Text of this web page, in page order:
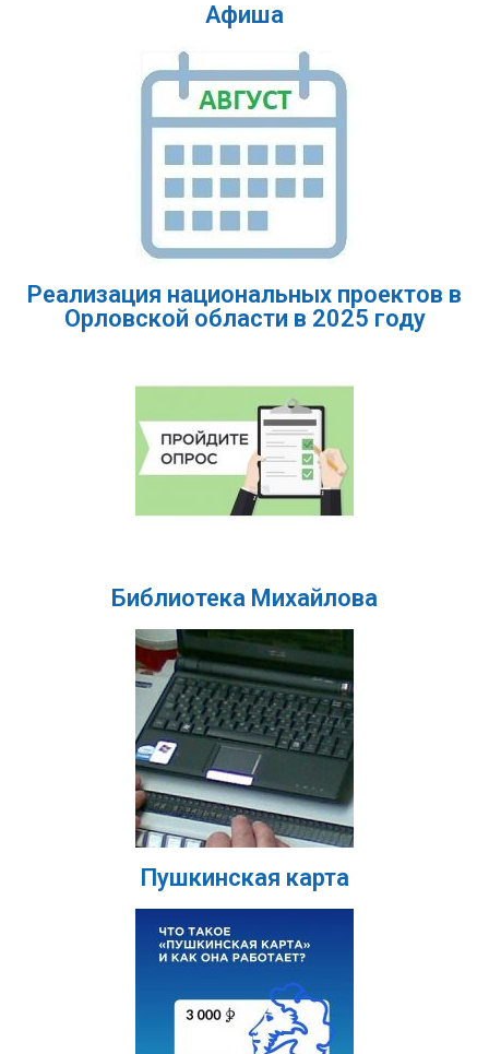
Афиша
Реализация национальных проектов в
Орловской области в 2025 году
Библиотека Михайлова
Пушкинская карта